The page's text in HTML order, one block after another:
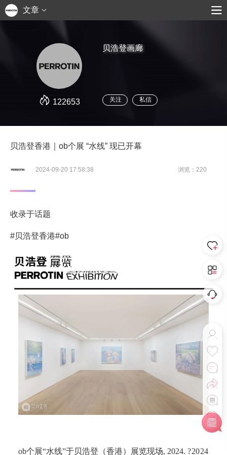
文章
122653
贝浩登画廊
关注 私信
贝浩登香港｜ob个展 “水线” 现已开幕
2024-09-20 17:58:38 浏览：220
收录于话题
#贝浩登香港#ob
ob个展“水线”于贝浩登（香港）展览现场, 2024.?2024